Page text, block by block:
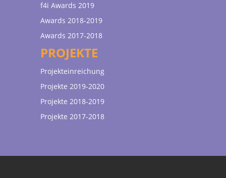
f4i Awards 2019
Awards 2018-2019
Awards 2017-2018
PROJEKTE
Projekteinreichung
Projekte 2019-2020
Projekte 2018-2019
Projekte 2017-2018